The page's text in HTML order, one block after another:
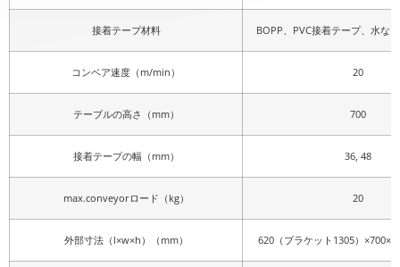
接着テープ材料 BOPP、PVC接着テープ、水な
コンベア速度（m/min） 20
テーブルの高さ（mm） 700
接着テープの幅（mm） 36, 48
max.conveyorロード（kg） 20
外部寸法（l×w×h）（mm） 620（ブラケット1305）×700×